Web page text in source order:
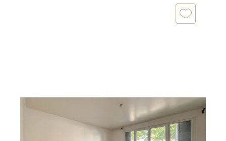
LE PERREUX SUR MARNE 94
2 , 1 pièce